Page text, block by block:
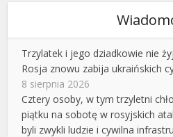
Trzylatek i jego dziadkowie nie
Rosja znowu zabija ukraińskich
8 sierpnia 2026
Cztery osoby, w tym trzyletni
piątku na sobotę w rosyjskich
byli zwykli ludzie i cywilna